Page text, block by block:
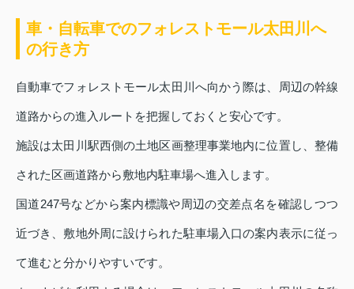
車・自転車でのフォレストモール太田川へ
の行き方
自動車でフォレストモール太田川へ向かう際は、周辺の幹線
道路からの進入ルートを把握しておくと安心です。
施設は太田川駅西側の土地区画整理事業地内に位置し、整備
された区画道路から敷地内駐車場へ進入します。
国道247号などから案内標識や周辺の交差点名を確認しつつ
近づき、敷地外周に設けられた駐車場入口の案内表示に従っ
て進むと分かりやすいです。